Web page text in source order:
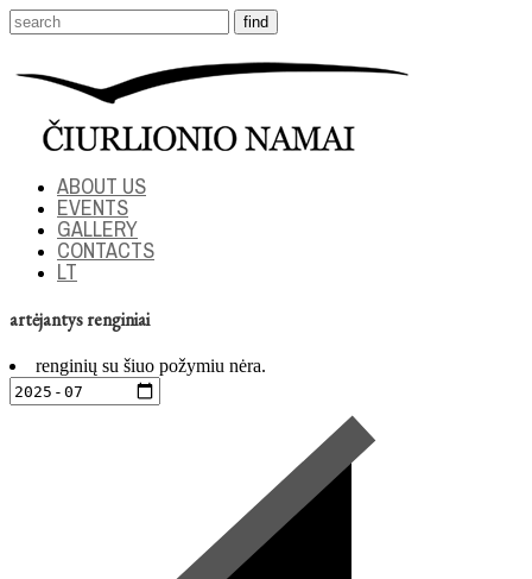
ABOUT US
EVENTS
GALLERY
CONTACTS
LT
artėjantys renginiai
renginių su šiuo požymiu nėra.